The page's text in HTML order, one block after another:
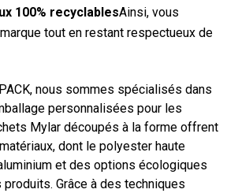
100% recyclablesAinsi, vous
tout en restant respectueux de
nous sommes spécialisés dans
personnalisées pour les
Mylar découpés à la forme offrent
dont le polyester haute
et des options écologiques
Grâce à des techniques